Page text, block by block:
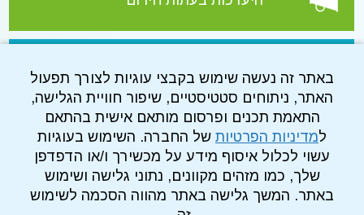
באתר זה נעשה שימוש בקבצי עוגיות לצורך תפעול
האתר, ניתוחים סטטיסטיים, שיפור חוויית הגלישה,
התאמת תכנים ופרסום מותאם אישית בהתאם
למדיניות הפרטיות של החברה. השימוש בעוגיות
עשוי לכלול איסוף מידע על מכשירך ו/או הדפדפן
שלך, כמו מזהים מקוונים, נתוני גלישה ושימוש
באתר. המשך גלישה באתר מהווה הסכמה לשימוש
עמוד הפייסבוק של התאגיד